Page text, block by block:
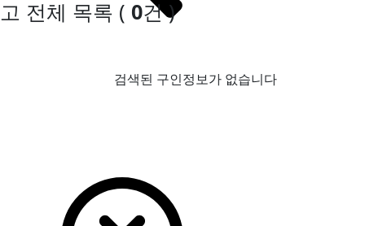
고 전체 목록 ( 0건 )
검색된 구인정보가 없습니다